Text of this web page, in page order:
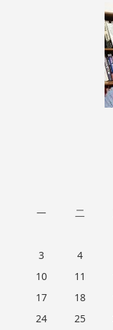
一 二
3
4
10
11
17
18
24
25